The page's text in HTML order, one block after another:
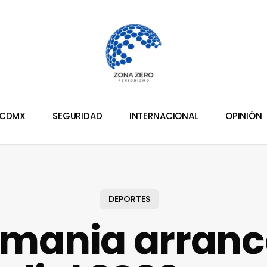
CDMX SEGURIDAD INTERNACIONAL OPINIÓN
DEPORTES